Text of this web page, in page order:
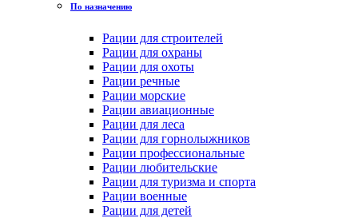
По назначению
Рации для строителей
Рации для охраны
Рации для охоты
Рации речные
Рации морские
Рации авиационные
Рации для леса
Рации для горнолыжников
Рации профессиональные
Рации любительские
Рации для туризма и спорта
Рации военные
Рации для детей